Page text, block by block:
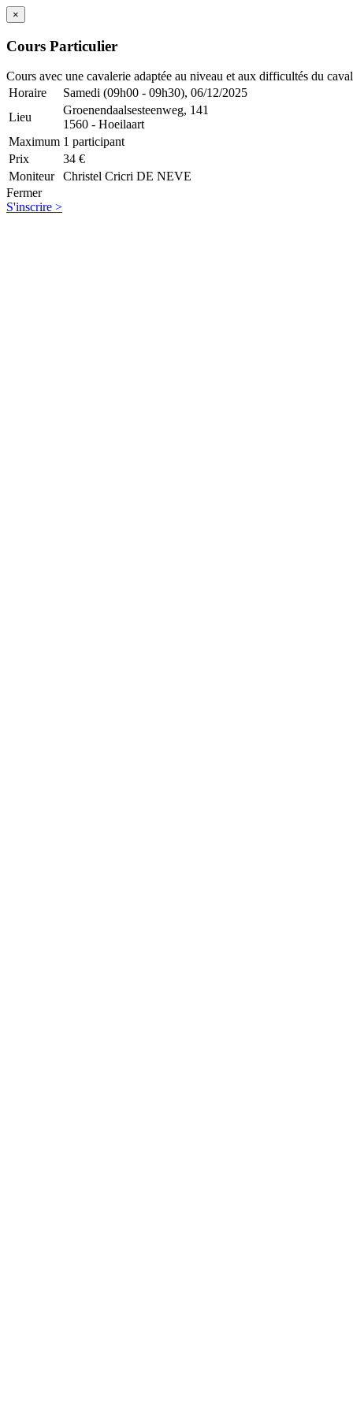
×
Cours Particulier
Cours avec une cavalerie adaptée au niveau et aux difficultés du
Horaire
Samedi (09h00 - 09h30), 06/12/2025
Lieu
Groenendaalsesteenweg, 141
1560 - Hoeilaart
Maximum 1 participant
Prix
34 €
Moniteur
Christel Cricri DE NEVE
Fermer
S'inscrire >